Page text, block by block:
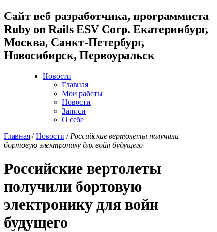
Cайт веб-разработчика, программиста
Ruby on Rails ESV Corp. Екатеринбург,
Москва, Санкт-Петербург,
Новосибирск, Первоуральск
Новости
Главная
Мои работы
Новости
Записи
О себе
Главная /Новости / Российские вертолеты получили
бортовую электронику для войн будущего
Российские вертолеты
получили бортовую
электронику для войн
будущего